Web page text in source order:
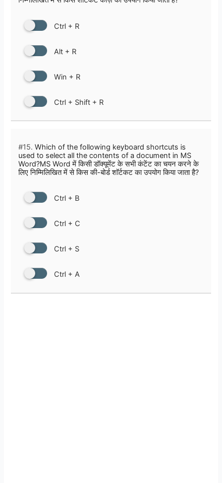
Ctrl + R
Alt + R
Win + R
Ctrl + Shift + R
#15. Which of the following keyboard shortcuts is
used to select all the contents of a document in MS
Word?MS Word में किसी डॉक्यूमेंट के सभी कंटेंट का चयन करने के
लिए निम्मिलिखित में से किस की-बोर्ड शॉर्टकट का उपयोग किया जाता है?
Ctrl + B
Ctrl + C
Ctrl + S
Ctrl + A